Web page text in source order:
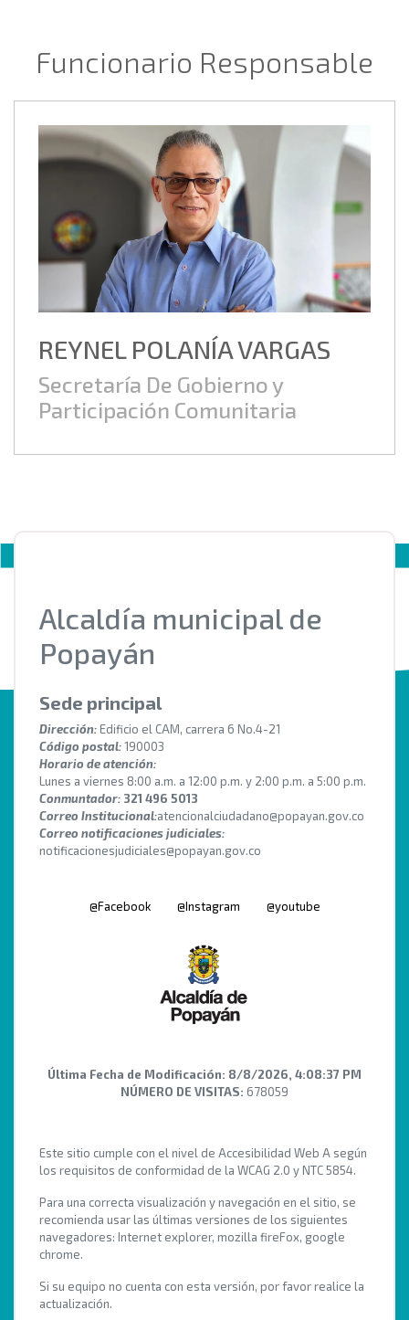
Funcionario Responsable
REYNEL POLANÍA VARGAS
Secretaría De Gobierno y
Participación Comunitaria
Alcaldía municipal de
Popayán
Sede principal
Dirección: Edificio el CAM, carrera 6 No.4-21
Código postal:190003
Horario de atención:
Lunes a viernes 8:00 a.m. a 12:00 p.m. y 2:00 p.m. a 5:00 p.m.
Conmuntador: 321 496 5013
Correo Institucional:atencionalciudadano@popayan.gov.co
Correo notificaciones judiciales:
notificacionesjudiciales@popayan.gov.co
@Facebook @Instagram @youtube
Última Fecha de Modificación: 8/8/2026, 4:08:37 PM
NÚMERO DE VISITAS: 678059
Este sitio cumple con el nivel de Accesibilidad Web A según
los requisitos de conformidad de la WCAG 2.0 y NTC 5854.
Para una correcta visualización y navegación en el sitio, se
recomienda usar las últimas versiones de los siguientes
navegadores: Internet explorer, mozilla fireFox, google
chrome.
Si su equipo no cuenta con esta versión, por favor realice la
actualización.